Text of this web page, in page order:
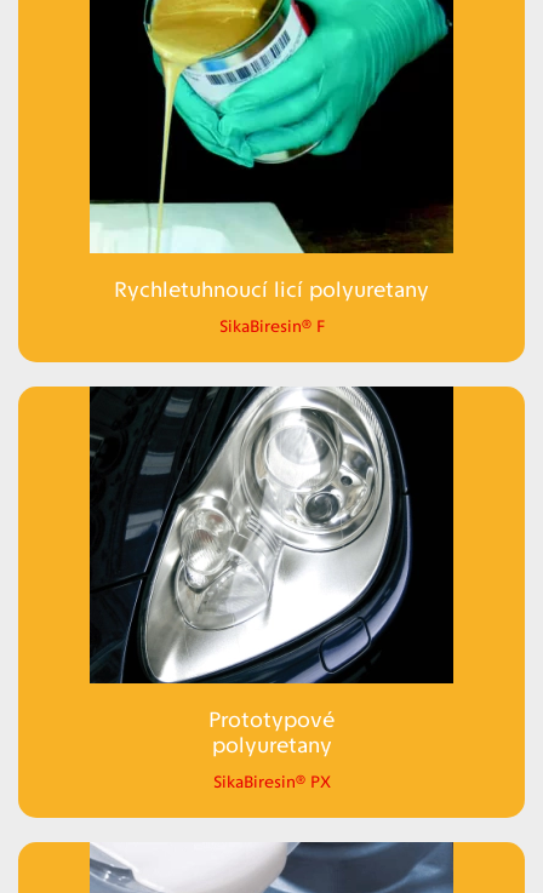
Rychletuhnoucí licí polyuretany
SikaBiresin® F
Prototypové
polyuretany
SikaBiresin® PX